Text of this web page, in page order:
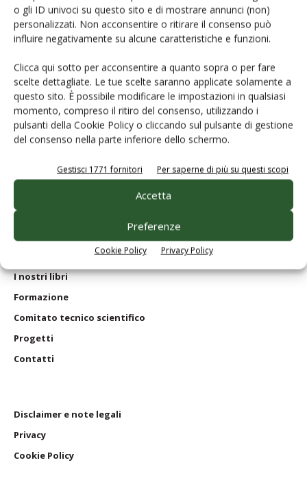
o gli ID univoci su questo sito e di mostrare annunci (non)
personalizzati. Non acconsentire o ritirare il consenso può
influire negativamente su alcune caratteristiche e funzioni.
Clicca qui sotto per acconsentire a quanto sopra o per fare
scelte dettagliate. Le tue scelte saranno applicate solamente a
questo sito. È possibile modificare le impostazioni in qualsiasi
momento, compreso il ritiro del consenso, utilizzando i
pulsanti della Cookie Policy o cliccando sul pulsante di gestione
del consenso nella parte inferiore dello schermo.
Gestisci 1771 fornitori Per saperne di più su questi scopi
Accetta
Preferenze
Cookie Policy Privacy Policy
© Tecniche Nuove Spa. Tutti i diritti riservati. Sede legale Via Eritrea 21 -
20157 Milano | Codice fiscale, Partita IVA e Iscrizione al Registro delle
imprese di Milano: 00753480151
Homepage
Servizi per
Edagricole
I nostrilibri
Formazione
Comitato tecnico scientifico
Progetti
Contatti
Disclaimer e note legali
Privacy
Cookie Policy